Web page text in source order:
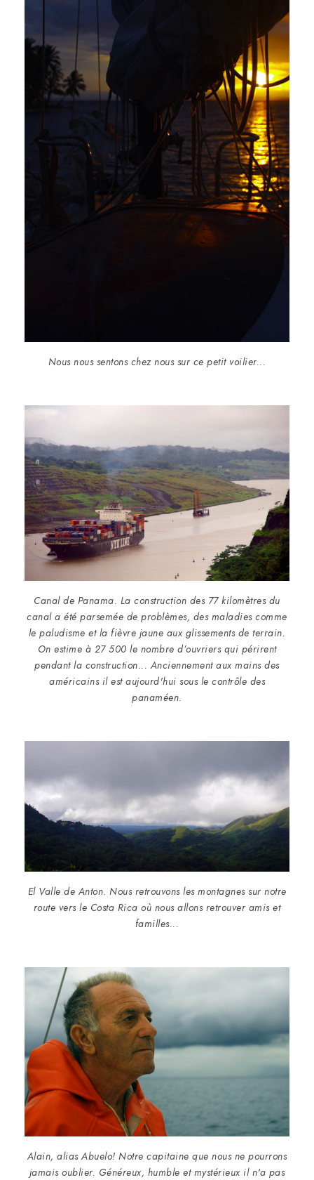
Nous nous sentons chez nous sur ce petit voilier...
Canal de Panama. La construction des 77 kilomètres du
canal a été parsemée de problèmes, des maladies comme
le paludisme et la fièvre jaune aux glissements de terrain.
On estime à 27 500 le nombre d’ouvriers qui périrent
pendant la construction... Anciennement aux mains des
américains il est aujourd'hui sous le contrôle des
panaméen.
El Valle de Anton. Nous retrouvons les montagnes sur notre
route vers le Costa Rica où nous allons retrouver amis et
familles...
Alain, alias Abuelo! Notre capitaine que nous ne pourrons
jamais oublier. Généreux, humble et mystérieux il n'a pas